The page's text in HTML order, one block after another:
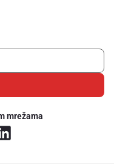
mrežama